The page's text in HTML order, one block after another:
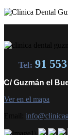
Tel: 91
C/ Guzmán el
Ver en el mapa
Email: